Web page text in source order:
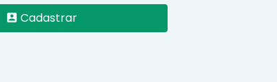
account_box Cadastrar